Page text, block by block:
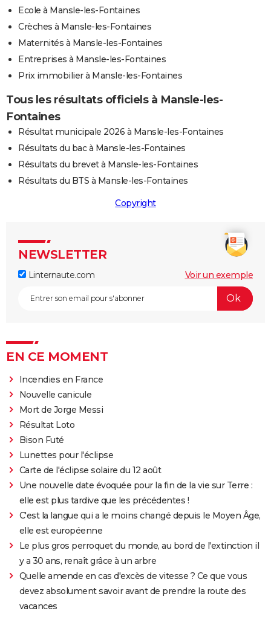
Ecole à Mansle-les-Fontaines
Crèches à Mansle-les-Fontaines
Maternités à Mansle-les-Fontaines
Entreprises à Mansle-les-Fontaines
Prix immobilier à Mansle-les-Fontaines
Tous les résultats officiels à Mansle-les-
Fontaines
Résultat municipale 2026 à Mansle-les-Fontaines
Résultats du bac à Mansle-les-Fontaines
Résultats du brevet à Mansle-les-Fontaines
Résultats du BTS à Mansle-les-Fontaines
Copyright
NEWSLETTER
Linternaute.com Voir un exemple
EN CE MOMENT
Incendies en France
Nouvelle canicule
Mort de Jorge Messi
Résultat Loto
Bison Futé
Lunettes pour l'éclipse
Carte de l'éclipse solaire du 12 août
Une nouvelle date évoquée pour la fin de la vie sur Terre :
elle est plus tardive que les précédentes !
C'est la langue qui a le moins changé depuis le Moyen Âge,
elle est européenne
Le plus gros perroquet du monde, au bord de l'extinction il
y a 30 ans, renaît grâce à un arbre
Quelle amende en cas d'excès de vitesse ? Ce que vous
devez absolument savoir avant de prendre la route des
vacances